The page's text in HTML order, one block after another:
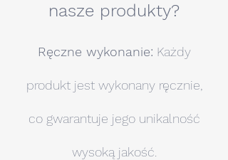
nasze produkty?
Ręczne wykonanie: Każdy
produkt jest wykonany ręcznie,
co gwarantuje jego unikalność
wysoką jakość.